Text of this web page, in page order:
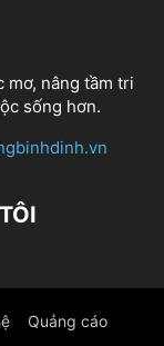
mơ, nâng tầm tri
sống hơn.
Quảng cáo